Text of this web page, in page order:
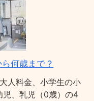
何歳まで？
人料金、小学生の小
児、乳児（0歳）の4